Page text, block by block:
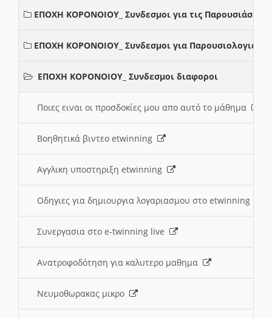
ΕΠΟΧΗ ΚΟΡΟΝΟΙΟΥ_ Συνδεσμοι για τις Παρουσιάσεις
ΕΠΟΧΗ ΚΟΡΟΝΟΙΟΥ_ Συνδεσμοι για Παρουσιολογια
ΕΠΟΧΗ ΚΟΡΟΝΟΙΟΥ_ Συνδεσμοι διαφοροι
Ποιες ειναι οι προσδοκίες μου απο αυτό το μάθημα
Βοηθητικά βιντεο etwinning
Αγγλικη υποστηριξη etwinning
Οδηγιες για δημιουργια λογαριασμου στο etwinning
Συνεργασια στο e-twinning live
Ανατροφοδότηση για καλυτερο μαθημα
Νευμοθωρακας μικρο